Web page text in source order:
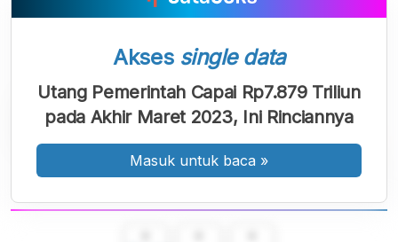
Akses single data
Utang Pemerintah Capai Rp7.879 Triliun
pada Akhir Maret 2023, Ini Rinciannya
Masuk untuk baca »